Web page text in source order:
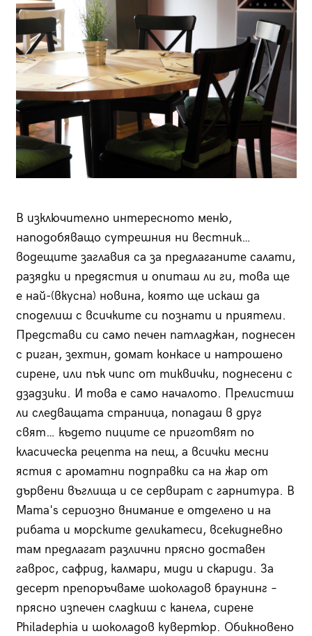
В изключително интересното меню,
наподобяващо сутрешния ни вестник…
водещите заглавия са за предлаганите салати,
разядки и предястия и опиташ ли ги, това ще
е най-(вкусна) новина, която ще искаш да
споделиш с всичките си познати и приятели.
Представи си само печен патладжан, поднесен
с риган, зехтин, домат конкасе и натрошено
сирене, или пък чипс от тиквички, поднесени с
дзадзики. И това е само началото. Прелистиш
ли следващата страница, попадаш в друг
свят… където пиците се приготвят по
класическа рецепта на пещ, а всички месни
ястия с ароматни подправки са на жар от
дървени въглища и се сервират с гарнитура. В
Мama's сериозно внимание е отделено и на
рибата и морските деликатеси, всекидневно
там предлагат различни прясно доставен
гаврос, сафрид, калмари, миди и скариди. За
десерт препоръчваме шоколадов браунинг –
прясно изпечен сладкиш с канела, сирене
Philadephia и шоколадов кувертюр. Обикновено